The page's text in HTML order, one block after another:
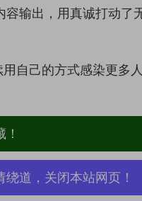
输出，用真诚打动了
自己的方式感染更多人
道，关闭本站网页！